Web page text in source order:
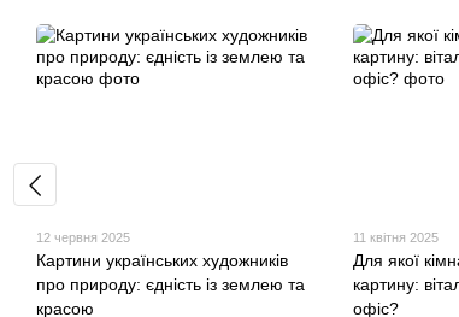
12 червня 2025
Картини українських художників
про природу: єдність із землею та
красою
11 квітня 2025
Для якої
картину:
офіс?